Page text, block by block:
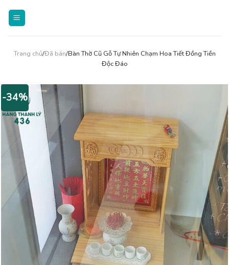
Trang chủ/Đã bán/Bàn Thờ Cũ Gỗ Tự Nhiên Chạm Hoa Tiết Đồng Tiền
Độc Đáo
-34%